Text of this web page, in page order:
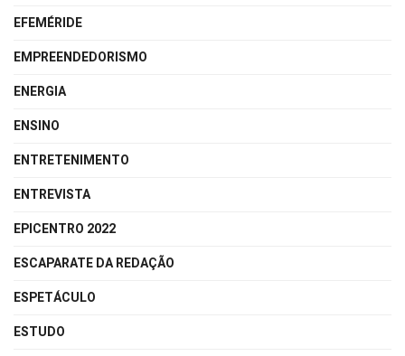
EFEMÉRIDE
EMPREENDEDORISMO
ENERGIA
ENSINO
ENTRETENIMENTO
ENTREVISTA
EPICENTRO 2022
ESCAPARATE DA REDAÇÃO
ESPETÁCULO
ESTUDO